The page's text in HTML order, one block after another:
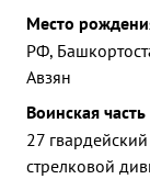
Место
РФ,
Авзян
Воинская часть
27
стрелковой